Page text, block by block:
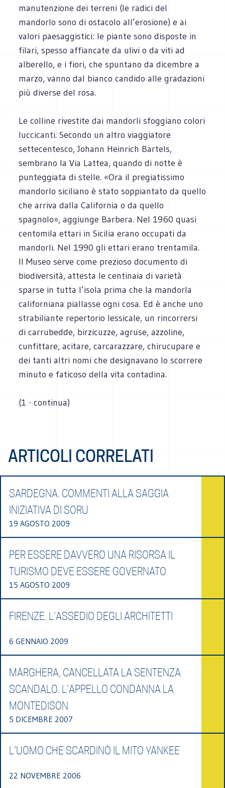
manutenzione dei terreni (le radici del
mandorlo sono di ostacolo all’erosione) e ai
valori paesaggistici: le piante sono disposte in
filari, spesso affiancate da ulivi o da viti ad
alberello, e i fiori, che spuntano da dicembre a
marzo, vanno dal bianco candido alle gradazioni
più diverse del rosa.
Le colline rivestite dai mandorli sfoggiano colori
luccicanti. Secondo un altro viaggiatore
settecentesco, Johann Heinrich Bartels,
sembrano la Via Lattea, quando di notte è
punteggiata di stelle. «Ora il pregiatissimo
mandorlo siciliano è stato soppiantato da quello
che arriva dalla California o da quello
spagnolo», aggiunge Barbera. Nel 1960 quasi
centomila ettari in Sicilia erano occupati da
mandorli. Nel 1990 gli ettari erano trentamila.
Il Museo serve come prezioso documento di
biodiversità, attesta le centinaia di varietà
sparse in tutta l’isola prima che la mandorla
californiana piallasse ogni cosa. Ed è anche uno
strabiliante repertorio lessicale, un rincorrersi
di carrubedde, birzicuzze, agruse, azzoline,
cunfittare, acitare, carcarazzare, chirucupare e
dei tanti altri nomi che designavano lo scorrere
minuto e faticoso della vita contadina.
(1 - continua)
ARTICOLI CORRELATI
SARDEGNA. COMMENTI ALLA SAGGIA
INIZIATIVA DI SORU
19 AGOSTO 2009
PER ESSERE DAVVERO UNA RISORSA IL
TURISMO DEVE ESSERE GOVERNATO
15 AGOSTO 2009
FIRENZE. L'ASSEDIO DEGLI ARCHITETTI
6 GENNAIO 2009
MARGHERA, CANCELLATA LA SENTENZA
SCANDALO. L'APPELLO CONDANNA LA
MONTEDISON
5 DICEMBRE 2007
L’UOMO CHE SCARDINÒ IL MITO YANKEE
22 NOVEMBRE 2006